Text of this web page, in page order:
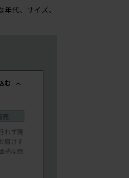
代、サイズ、
む
売
わず現
届けす
格な商